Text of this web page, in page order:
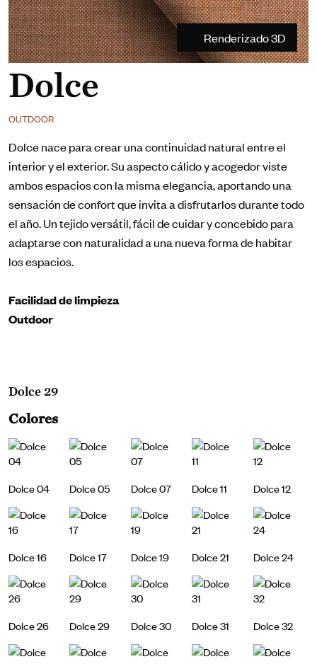
Renderizado 3D
Dolce 29
Colores
Dolce 04 Dolce 05 Dolce 07 Dolce 11 Dolce 12
Dolce 16 Dolce 17 Dolce 19 Dolce 21 Dolce 24
Dolce 26 Dolce 29 Dolce 30 Dolce 31 Dolce 32
OUTDOOR
Dolce
Dolce nace para crear una continuidad natural entre el
interior y el exterior. Su aspecto cálido y acogedor viste
ambos espacios con la misma elegancia, aportando una
sensación de confort que invita a disfrutarlos durante todo
el año. Un tejido versátil, fácil de cuidar y concebido para
adaptarse con naturalidad a una nueva forma de habitar
los espacios.
Facilidad de limpieza
Outdoor